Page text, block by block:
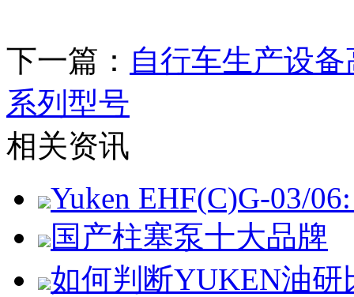
下一篇： 自行车生产设
系列型号
相关资讯
Yuken EHF(C)G-03/
国产柱塞泵十大品牌
如何判断YUKEN油